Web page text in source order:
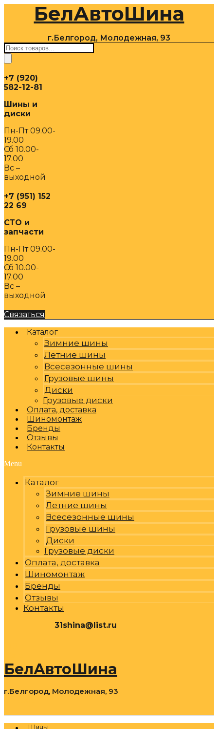
содержимомуБелАвтоШина
г.Белгород, Молодежная, 93
Поиск
товаров
+7 (920)
582-12-81
Шины и
диски
Пн-Пт 09.00-
19.00
Сб 10.00-
17.00
Вс –
выходной
+7 (951) 152
22 69
СТО и
запчасти
Пн-Пт 09.00-
19.00
Сб 10.00-
17.00
Вс –
выходной
Связаться
Каталог
Зимние шины
Летние шины
Всесезонные шины
Грузовые шины
Диски
Грузовые диски
Оплата, доставка
Шиномонтаж
Бренды
Отзывы
Контакты
Menu
Каталог
Зимние шины
Летние шины
Всесезонные шины
Грузовые шины
Диски
Грузовые диски
Оплата, доставка
Шиномонтаж
Бренды
Отзывы
Контакты
31shina@list.ru
БелАвтоШина
г.Белгород, Молодежная, 93